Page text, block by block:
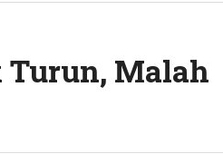
Turun, Malah